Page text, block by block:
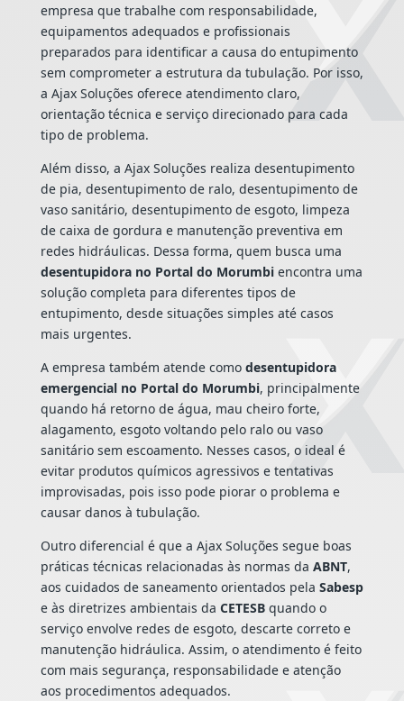
empresa que trabalhe com responsabilidade,
equipamentos adequados e profissionais
preparados para identificar a causa do entupimento
sem comprometer a estrutura da tubulação. Por isso,
a Ajax Soluções oferece atendimento claro,
orientação técnica e serviço direcionado para cada
tipo de problema.
Além disso, a Ajax Soluções realiza desentupimento
de pia, desentupimento de ralo, desentupimento de
vaso sanitário, desentupimento de esgoto, limpeza
de caixa de gordura e manutenção preventiva em
redes hidráulicas. Dessa forma, quem busca uma
desentupidora no Portal do Morumbiencontra uma
solução completa para diferentes tipos de
entupimento, desde situações simples até casos
mais urgentes.
A empresa também atende como desentupidora
emergencial no Portal do Morumbi, principalmente
quando há retorno de água, mau cheiro forte,
alagamento, esgoto voltando pelo ralo ou vaso
sanitário sem escoamento. Nesses casos, o ideal é
evitar produtos químicos agressivos e tentativas
improvisadas, pois isso pode piorar o problema e
causar danos à tubulação.
Outro diferencial é que a Ajax Soluções segue boas
práticas técnicas relacionadas às normas da ABNT,
aos cuidados de saneamento orientados pela Sabesp
e às diretrizes ambientais da CETESBquando o
serviço envolve redes de esgoto, descarte correto e
manutenção hidráulica. Assim, o atendimento é feito
com mais segurança, responsabilidade e atenção
aos procedimentos adequados.